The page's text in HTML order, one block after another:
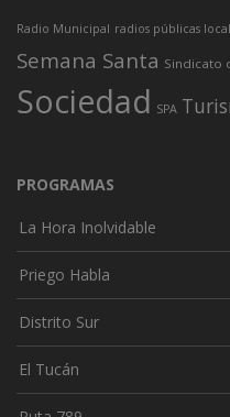
Radio Municipal radios públicas
Semana Santa Sindicato
Sociedad SPA
PROGRAMAS
La Hora Inolvidable
Priego Habla
Distrito Sur
El Tucán